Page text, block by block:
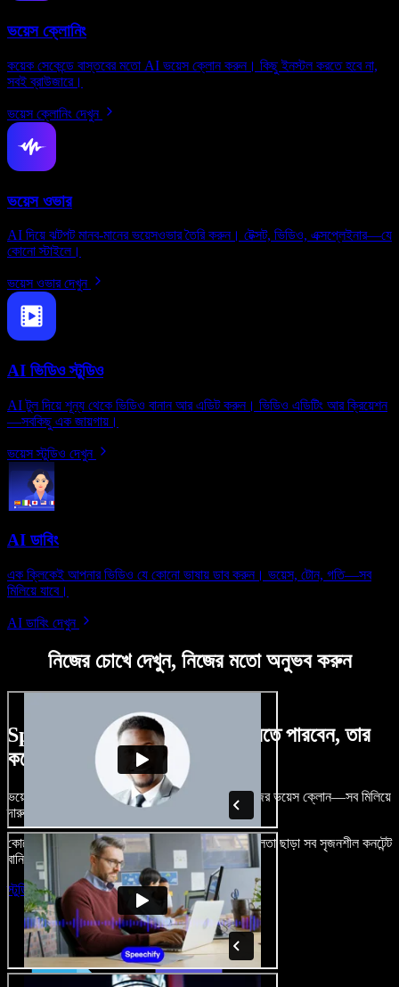
ভয়েস ক্লোনিং
কয়েক সেকেন্ডে বাস্তবের মতো AI ভয়েস ক্লোন করুন। কিছু ইনস্টল করতে হবে না,
সবই ব্রাউজারে।
ভয়েস ক্লোনিং দেখুন
ভয়েস ওভার
AI দিয়ে ঝটপট মানব-মানের ভয়েসওভার তৈরি করুন। টেক্সট, ভিডিও, এক্সপ্লেইনার—যে
কোনো স্টাইলে।
ভয়েস ওভার দেখুন
AI ভিডিও স্টুডিও
AI টুল দিয়ে শূন্য থেকে ভিডিও বানান আর এডিট করুন। ভিডিও এডিটিং আর ক্রিয়েশন
—সবকিছু এক জায়গায়।
ভয়েস স্টুডিও দেখুন
AI ডাবিং
এক ক্লিকেই আপনার ভিডিও যে কোনো ভাষায় ডাব করুন। ভয়েস, টোন, গতি—সব
মিলিয়ে যাবে।
AI ডাবিং দেখুন
নিজের চোখে দেখুন, নিজের মতো অনুভব করুন
Speechify Studio দিয়ে কী কী করতে পারবেন, তার
কয়েকটা উদাহরণ দেখুন
ভয়েসওভার, রয়্যালটি-ফ্রি ছবি, অডিও, ভিডিও যোগ, নিজের ভয়েস ক্লোন—সব মিলিয়ে
দারুণ মনে রাখার মতো অডিও-ভিডিও প্রজেক্ট বানান।
কোনো শেখার ঝামেলা নেই, শুধু ব্রাউজারে খুলুন—আর দুর্বলতা ছাড়া সব সৃজনশীল কনটেন্ট
বানিয়ে ফেলুন।
স্টুডিও চালু করুন